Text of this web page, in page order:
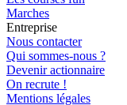
Marches
Entreprise
Nous contacter
Qui sommes-nous ?
Devenir actionnaire
On recrute !
Mentions légales